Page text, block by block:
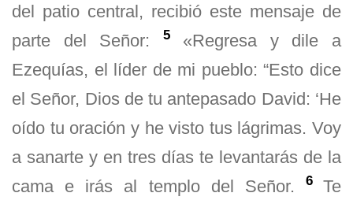
del patio central, recibió este mensaje de
parte del Señor:5 «Regresa y dile a
Ezequías, el líder de mi pueblo: “Esto dice
el Señor, Dios de tu antepasado David: ‘He
oído tu oración y he visto tus lágrimas. Voy
a sanarte y en tres días te levantarás de la
cama e irás al templo del Señor.
6 Te